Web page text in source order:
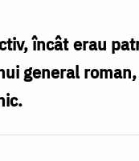
încât erau
general